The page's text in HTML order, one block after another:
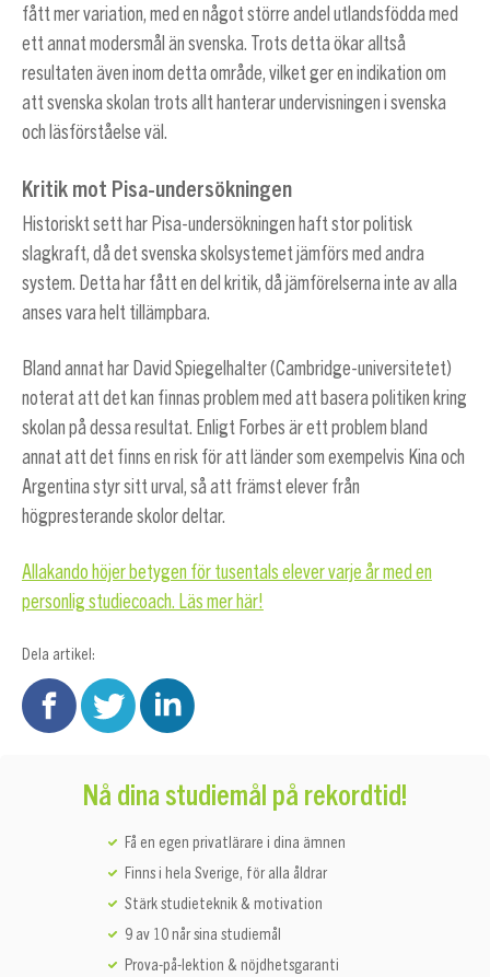
fått mer variation, med en något större andel utlandsfödda med
ett annat modersmål än svenska. Trots detta ökar alltså
resultaten även inom detta område, vilket ger en indikation om
att svenska skolan trots allt hanterar undervisningen i svenska
och läsförståelse väl.
Kritik mot Pisa-undersökningen
Historiskt sett har Pisa-undersökningen haft stor politisk
slagkraft, då det svenska skolsystemet jämförs med andra
system. Detta har fått en del kritik, då jämförelserna inte av alla
anses vara helt tillämpbara.
Bland annat har David Spiegelhalter (Cambridge-universitetet)
noterat att det kan finnas problem med att basera politiken kring
skolan på dessa resultat. Enligt Forbes är ett problem bland
annat att det finns en risk för att länder som exempelvis Kina och
Argentina styr sitt urval, så att främst elever från
högpresterande skolor deltar.
Allakando höjer betygen för tusentals elever varje år med en
personlig studiecoach. Läs mer här!
Dela artikel:
Nå dina studiemål på rekordtid!
Få en egen privatlärare i dina ämnen
Finns i hela Sverige, för alla åldrar
Stärk studieteknik & motivation
9 av 10 når sina studiemål
Prova-på-lektion & nöjdhetsgaranti